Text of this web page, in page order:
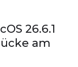
26.6.1
am